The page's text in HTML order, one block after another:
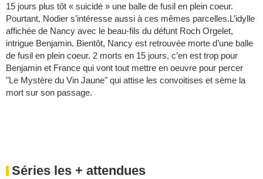
15 jours plus tôt « suicidé » une balle de fusil en plein coeur.
Pourtant, Nodier s’intéresse aussi à ces mêmes parcelles.L’idylle
affichée de Nancy avec le beau-fils du défunt Roch Orgelet,
intrigue Benjamin. Bientôt, Nancy est retrouvée morte d’une balle
de fusil en plein coeur. 2 morts en 15 jours, c’en est trop pour
Benjamin et France qui vont tout mettre en oeuvre pour percer
"Le Mystère du Vin Jaune" qui attise les convoitises et sème la
mort sur son passage.
Séries les + attendues